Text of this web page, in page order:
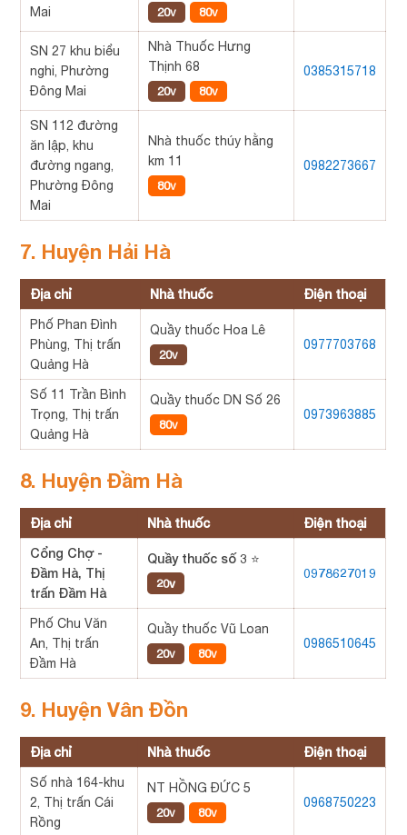
Mai
20v 80v
SN 27 khu biểu
nghi, Phường
Đông Mai
Nhà Thuốc Hưng
Thịnh 68
20v 80v
0385315718
SN 112 đường
ăn lập, khu
đường ngang,
Phường Đông
Mai
Nhà thuốc thúy hằng
km 11
80v
0982273667
7. Huyện Hải Hà
Địa chỉ Nhà thuốc Điện thoại
Phố Phan Đình
Phùng, Thị trấn
Quảng Hà
Quầy thuốc Hoa Lê
20v
0977703768
Số 11 Trần Bình
Trọng, Thị trấn
Quảng Hà
Quầy thuốc DN Số 26
80v
0973963885
8. Huyện Đầm Hà
Địa chỉ Nhà thuốc
Điện thoại
Cổng Chợ -
Đầm Hà, Thị
trấn Đầm Hà
Quầy thuốc số 3 ⭐
20v
0978627019
Phố Chu Văn
An, Thị trấn
Đầm Hà
Quầy thuốc Vũ Loan
20v 80v
0986510645
9. Huyện Vân Đồn
Địa chỉ Nhà thuốc Điện thoại
Số nhà 164-khu
2, Thị trấn Cái
Rồng
NT HỒNG ĐỨC 5
20v 80v
0968750223